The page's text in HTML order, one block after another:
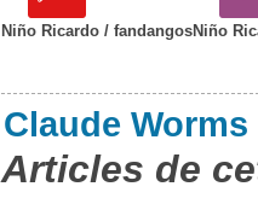
Niño Ricardo / fandangosNiño
Claude Worms
Articles de